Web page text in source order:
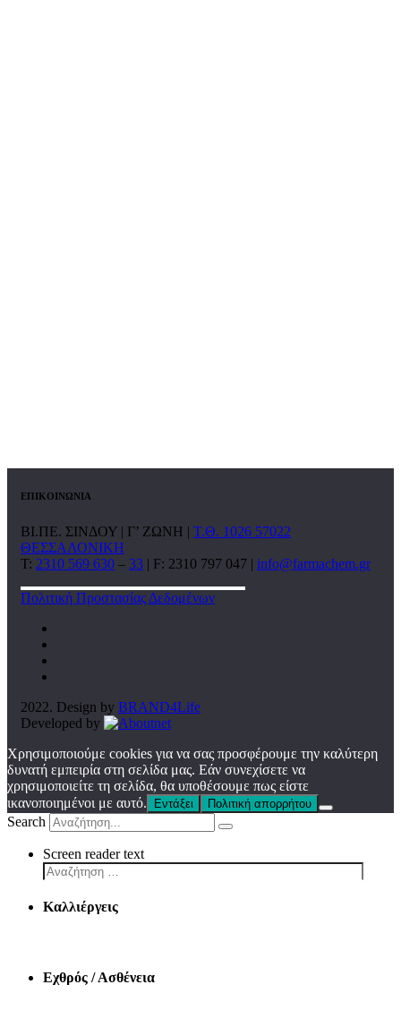
ΕΠΙΚΟΙΝΩΝΙΑ
ΒΙ.ΠΕ. ΣΙΝΔΟΥ | Γ’ ΖΩΝΗ | Τ.Θ. 1026 57022
ΘΕΣΣΑΛΟΝΙΚΗ
T: 2310 569 630 – 33 | F: 2310 797 047 | info@farmachem.gr
Πολιτική Προστασίας Δεδομένων
2022. Design by BRAND4Life
Developed by
Χρησιμοποιούμε cookies για να σας προσφέρουμε την καλύτερη
δυνατή εμπειρία στη σελίδα μας. Εάν συνεχίσετε να
χρησιμοποιείτε τη σελίδα, θα υποθέσουμε πως είστε
ικανοποιημένοι με αυτό.
Εντάξει Πολιτική απορρήτου
Search
Screen reader text
Καλλιέργεις
Εχθρός / Ασθένεια